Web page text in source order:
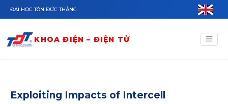
Nhảy đến nội dung
ĐẠI HỌC TÔN ĐỨC THẮNG
KHOA ĐIỆN – ĐIỆN TỬ
Exploiting Impacts of Intercell